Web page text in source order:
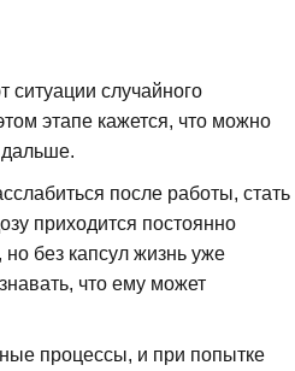
случайного
этапе кажется, что можно
после работы, стать
приходится постоянно
без капсул жизнь уже
что ему может
процессы, и при попытке